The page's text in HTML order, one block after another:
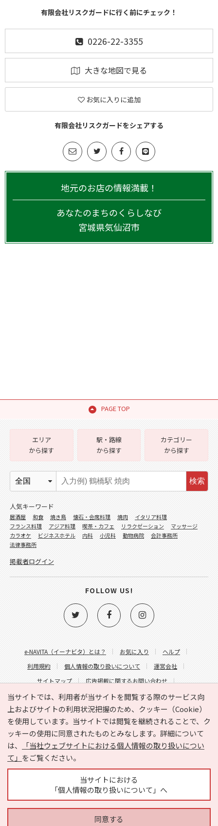
有限会社リスクガードに行く前にチェック！
0226-22-3355
大きな地図で見る
お気に入りに追加
有限会社リスクガードをシェアする
地元のお店の情報満載！
あなたのまちのくらしなび
宮城県気仙沼市
PAGE TOP
当サイトでは、利用者が当サイトを閲覧する際のサービス向
上およびサイトの利用状況把握のため、クッキー（Cookie）
を使用しています。当サイトでは閲覧を継続されることで、ク
ッキーの使用に同意されたものとみなします。詳細について
は、
「当社ウェブサイトにおける個人情報の取り扱いについ
て」 をご覧ください。
当サイトにおける
「個人情報の取り扱いについて」へ
同意する
e-NAVITA（イーナビタ）とは？ お気に入り
ヘルプ
利用規約
個人情報の取り扱いについて
運営会社
サイトマップ
広告掲載に関するお問い合わせ
サイトの内容に関するお問い合わせ
エリア
から探す
駅・路線
から探す
カテゴリー
から探す
検索
人気キーワード
居酒屋 和食 焼き鳥 懐石・会席料理 焼肉
イタリア料理
フランス料理
アジア料理 喫茶・カフェ リラクゼーション
マッサージ
カラオケ
ビジネスホテル 内科 小児科 動物病院
会計事務所
法律事務所
掲載者ログイン
FOLLOW US!
Copyright © HYOJITO.Co.,Ltd. All Rights Reserved.